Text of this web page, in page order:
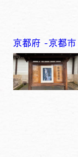
京都府 -京都市